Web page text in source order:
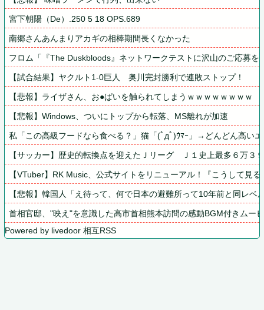
宮下朝陽（De）.250 5 18 OPS.689
南郷さんあんまりアカギの相棒期間長くなかった
フロム「『The Duskbloods』ネットワークテストに沢山のご応募を
【試合結果】ヤクルト1-0巨人　奥川完封勝利で連敗ストップ！
【悲報】ライザさん、お●ぱいを触られてしまうｗｗｗｗｗｗｗｗ
【悲報】Windows、ついにトップから転落、MS離れが加速
私「この高級フードなら食べる？」猫「(ﾟдﾟ)ｳﾏｰ」→どんどん高い
【サッカー】歴史的転換点を迎えたＪリーグ　Ｊ１史上最多６万３
【VTuber】RK Music、公式サイトをリニューアル！『こうして見
【悲報】韓国人「え待って、何で日本の避難所って10年前と同レベ
首相官邸、"映え"を意識した高市首相熊本訪問の感動BGM付きムー
Powered by livedoor 相互RSS